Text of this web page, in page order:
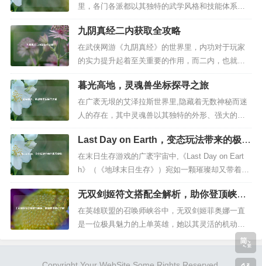
并不华丽夺目，却带着一种古朴而沧桑的气息，仿
佛在诉说着一段不为人知的历史，当...
里，各门各派都以其独特的武学风格和技能体系在
江湖中争得一席之地，而峨眉派，宛如一朵绽放在
江湖风雨中的白莲，以其灵秀高雅的气质和慈悲济
世的胸怀，成为众多玩家心中的白月光，峨眉派的
技能，更是集治疗、控制与输出于一体，在江湖的
纷争中发挥着至关重要的作用。 峨眉...
九阴真经二内获取全攻略
在武侠网游《九阴真经》的世界里，内功对于玩家
的实力提升起着至关重要的作用，而二内，也就是
二阶内功，更是玩家成长道路上的关键一环，九阴
真经二内究竟该怎么获得呢？下面就为大家详细介
绍。 门派二内获取 对于加入门派的玩家来说,门派
二内是一个重要的发展方向，不同门派获取二内的
方式虽有差异，但大致遵循一定...
暮光高地，灵魂兽坐标探寻之旅
在广袤无垠的艾泽拉斯世界里,隐藏着无数神秘而迷
人的存在，其中灵魂兽以其独特的外形、强大的能
力和稀有的属性，成为了众多猎人玩家梦寐以求的
伙伴，而暮光高地，这片弥漫着神秘与危险气息的
区域，也栖息着令人神往的灵魂兽，就让我们一同
踏上探寻暮光高地灵魂兽坐标的奇妙之旅。 暮光高
地,仿佛是被战火与魔法洗礼过的...
Last Day on Earth，变态玩法带来的极致
体验
在末日生存游戏的广袤宇宙中,《Last Day on Eart
h》（《地球末日生存》）宛如一颗璀璨却又带着几
分疯狂的流星，以其独特的魅力和“变态”玩法吸引着
无数玩家投身其中，体验那残酷而又充满挑战的末
日世界。 《Last Day on Earth》构建了一个被丧尸
肆虐、资源极度匮乏的末日地球，游戏...
无双剑姬符文搭配全解析，助你登顶峡谷
之巅
在英雄联盟的召唤师峡谷中，无双剑姬菲奥娜一直
是一位极具魅力的上单英雄，她以其灵活的机动
性、高额的伤害输出和独特的决斗机制，成为了许
多玩家钟情的上分利器，而想要玩好无双剑姬，符